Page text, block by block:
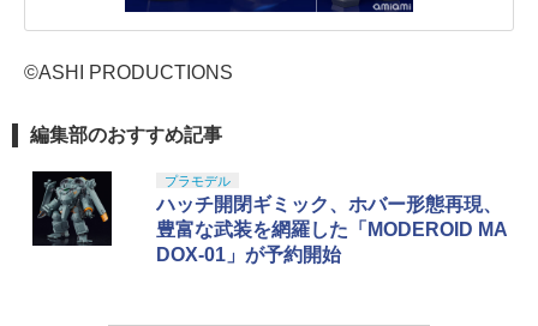
©ASHI PRODUCTIONS
編集部のおすすめ記事
プラモデル
ハッチ開閉ギミック、ホバー形態再現、
豊富な武装を網羅した「MODEROID MA
DOX-01」が予約開始